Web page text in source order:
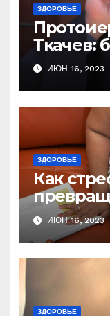
ЗДОРОВЬЕ
Ткачев:
— это
Вот те
ИЮН 16, 2023
ЗДОРОВЬЕ
Как
ИЮН 16, 2023
ЗДОРОВЬЕ